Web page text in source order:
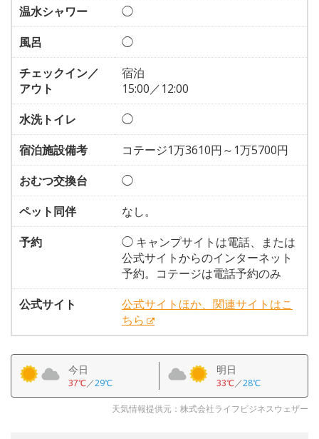
温水シャワー
◯
風呂
◯
チェックイン／
アウト
宿泊
15:00／12:00
水洗トイレ
◯
宿泊施設備考
コテージ1万3610円～1万5700円
おむつ交換台
◯
ペット同伴
なし。
予約
◯ キャンプサイトは電話、または
公式サイトからのインターネット
予約。コテージは電話予約のみ
公式サイト
公式サイトほか、関連サイトはこ
ちら
今日
37℃／29℃
明日
33℃／28℃
天気情報提供元：株式会社ライフビジネスウェザー